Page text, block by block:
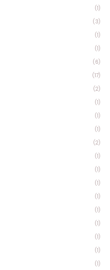
(1)
(3)
(1)
(1)
(6)
(17)
(2)
(1)
(1)
(1)
(2)
(1)
(1)
(1)
(1)
(1)
(1)
(1)
(1)
(1)